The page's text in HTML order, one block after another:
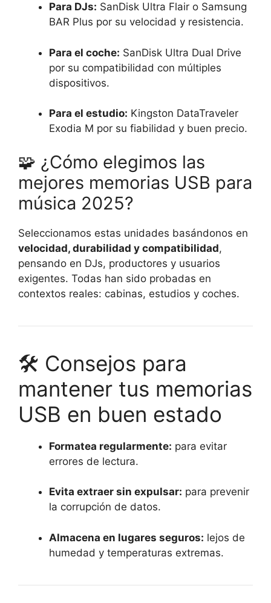
Para DJs: SanDisk Ultra Flair o Samsung
BAR Plus por su velocidad y resistencia.
Para el coche: SanDisk Ultra Dual Drive
por su compatibilidad con múltiples
dispositivos.
Para el estudio: Kingston DataTraveler
Exodia M por su fiabilidad y buen precio.
🧩 ¿Cómo elegimos las
mejores memorias USB para
música 2025?
Seleccionamos estas unidades basándonos en
velocidad, durabilidad y compatibilidad,
pensando en DJs, productores y usuarios
exigentes. Todas han sido probadas en
contextos reales: cabinas, estudios y coches.
🛠️ Consejos para
mantener tus memorias
USB en buen estado
Formatea regularmente: para evitar
errores de lectura.
Evita extraer sin expulsar: para prevenir
la corrupción de datos.
Almacena en lugares seguros: lejos de
humedad y temperaturas extremas.